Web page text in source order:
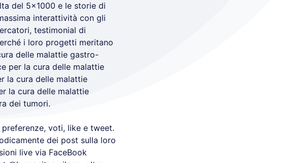
del 5×1000 e le storie di
interattività con gli
testimonial di
i loro progetti meritano
delle malattie gastro-
per la cura delle malattie
la cura delle malattie
la cura delle malattie
dei tumori.
voti, like e tweet.
dei post sulla loro
live via FaceBook